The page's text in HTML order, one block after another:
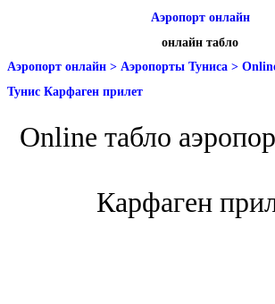
Аэропорт онлайн
онлайн табло
Аэропорт онлайн > Аэропорты Туниса >
Тунис Карфаген прилет
Online табло
Карфаген